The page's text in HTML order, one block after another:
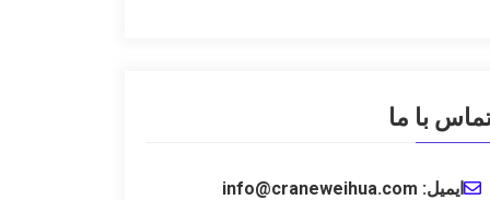
با ما
ایمیل: info@craneweihua.com